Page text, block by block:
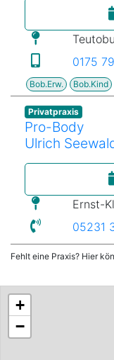
0175
Bob.Erw. Bob.Kind
Privatpraxis
Pro-Body
Ulrich
Ernst-
05231
Fehlt eine Praxis? Hier
+
−